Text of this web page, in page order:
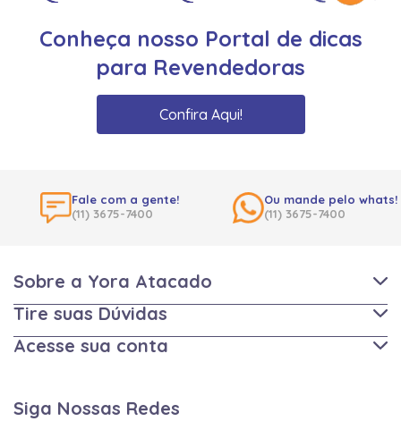
Conheça nosso Portal de dicas
para Revendedoras
Confira Aqui!
Fale com a gente!
(11) 3675-7400
Ou mande pelo whats!
(11) 3675-7400
Sobre a Yora Atacado
Tire suas Dúvidas
Acesse sua conta
Siga Nossas Redes